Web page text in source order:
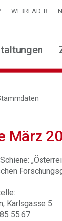
WEBREADER
März
Karlsgasse 5
55 67